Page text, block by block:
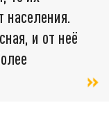
населения.
и от неё